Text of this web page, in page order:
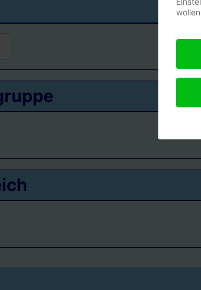
for results.